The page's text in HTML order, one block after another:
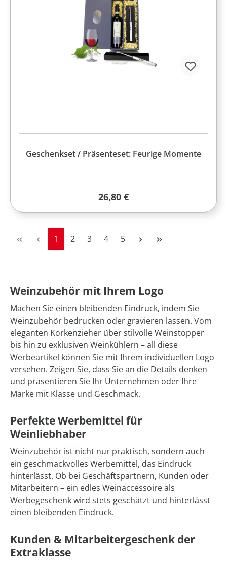
Geschenkset / Präsenteset: Feurige Momente
Regulärer Preis:
26,80 €
Seite
1 Seite
2 Seite
3 Seite
4 Seite
5
Weinzubehör mit Ihrem Logo
Machen Sie einen bleibenden Eindruck, indem Sie
Weinzubehör bedrucken oder gravieren lassen. Vom
eleganten Korkenzieher über stilvolle Weinstopper
bis hin zu exklusiven Weinkühlern – all diese
Werbeartikel können Sie mit Ihrem individuellen Logo
versehen. Zeigen Sie, dass Sie an die Details denken
und präsentieren Sie Ihr Unternehmen oder Ihre
Marke mit Klasse und Geschmack.
Perfekte Werbemittel für
Weinliebhaber
Weinzubehör ist nicht nur praktisch, sondern auch
ein geschmackvolles Werbemittel, das Eindruck
hinterlässt. Ob bei Geschäftspartnern, Kunden oder
Mitarbeitern – ein edles Weinaccessoire als
Werbegeschenk wird stets geschätzt und hinterlässt
einen bleibenden Eindruck.
Kunden & Mitarbeitergeschenk der
Extraklasse